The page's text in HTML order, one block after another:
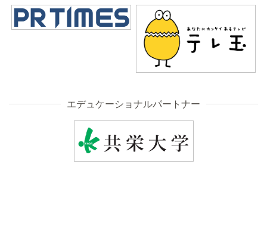
エデュケーショナルパートナー